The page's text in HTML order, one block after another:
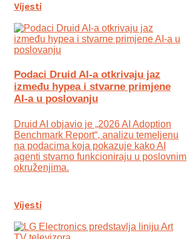
Vijesti
Podaci Druid AI-a otkrivaju jaz
između hypea i stvarne primjene
AI-a u poslovanju
Druid AI objavio je „2026 AI Adoption
Benchmark Report“, analizu temeljenu
na podacima koja pokazuje kako AI
agenti stvarno funkcioniraju u poslovnim
okruženjima.
Vijesti